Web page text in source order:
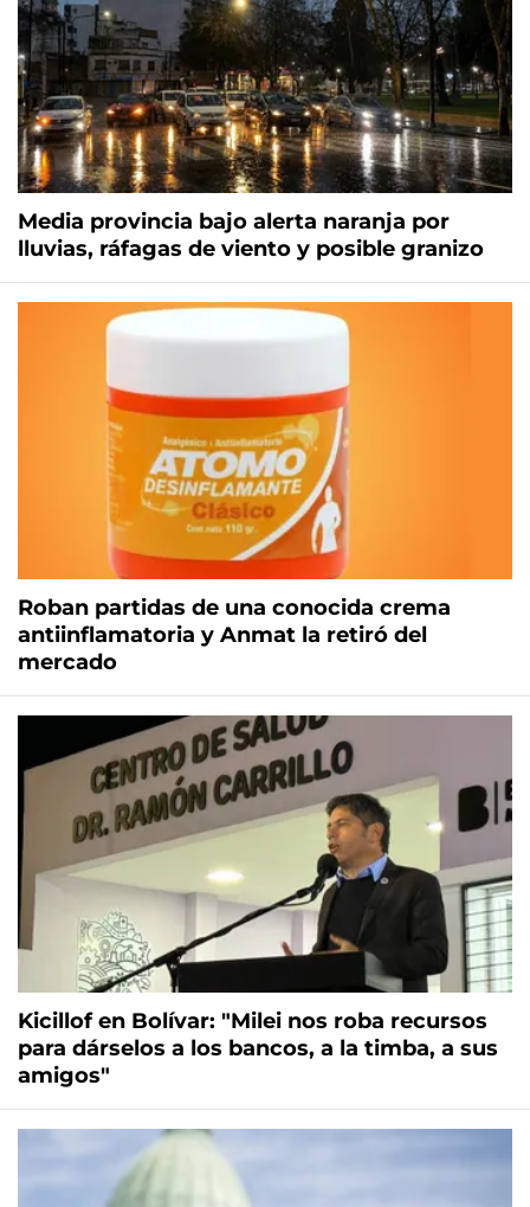
Media provincia bajo alerta naranja por
lluvias, ráfagas de viento y posible granizo
Roban partidas de una conocida crema
antiinflamatoria y Anmat la retiró del
mercado
Kicillof en Bolívar: "Milei nos roba recursos
para dárselos a los bancos, a la timba, a sus
amigos"